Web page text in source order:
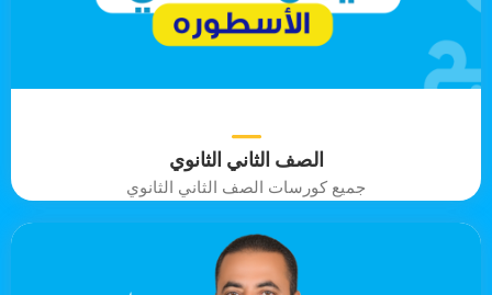
الصف الثاني الثانوي
جميع كورسات الصف الثاني الثانوي